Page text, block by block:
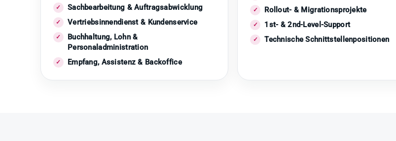
Sachbearbeitung & Auftragsabwicklung
Vertriebsinnendienst & Kundenservice
Buchhaltung, Lohn &
Personaladministration
Empfang, Assistenz & Backoffice
Rollout- & Migrationsprojekte
1st- & 2nd-Level-Support
Technische Schnittstellenpositionen